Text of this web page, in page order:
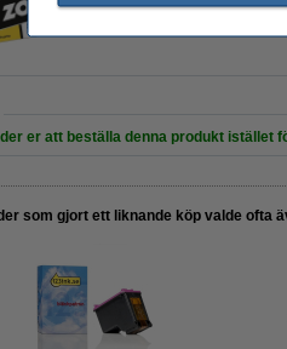
85 kr
er att beställa denna produkt istället
som gjort ett liknande köp valde ofta